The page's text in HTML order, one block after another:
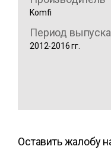
Komfi
Период выпуска
2012-2016 гг.
Оставить жалобу